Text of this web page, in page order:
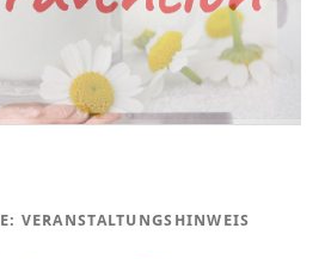
VERANSTALTUNGSHINWEIS